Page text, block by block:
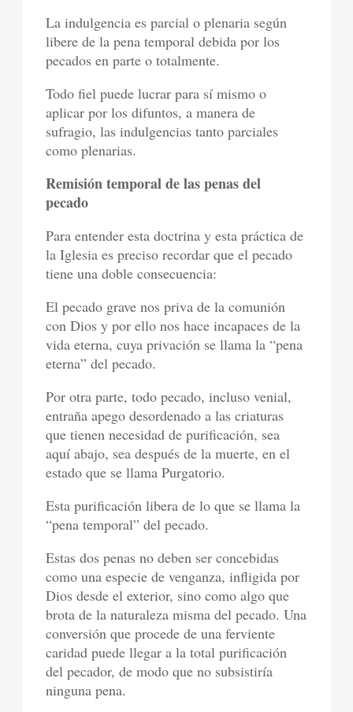
La indulgencia es parcial o plenaria según
libere de la pena temporal debida por los
pecados en parte o totalmente.
Todo fiel puede lucrar para sí mismo o
aplicar por los difuntos, a manera de
sufragio, las indulgencias tanto parciales
como plenarias.
Remisión temporal de las penas del
pecado
Para entender esta doctrina y esta práctica de
la Iglesia es preciso recordar que el pecado
tiene una doble consecuencia:
El pecado grave nos priva de la comunión
con Dios y por ello nos hace incapaces de la
vida eterna, cuya privación se llama la “pena
eterna” del pecado.
Por otra parte, todo pecado, incluso venial,
entraña apego desordenado a las criaturas
que tienen necesidad de purificación, sea
aquí abajo, sea después de la muerte, en el
estado que se llama Purgatorio.
Esta purificación libera de lo que se llama la
“pena temporal” del pecado.
Estas dos penas no deben ser concebidas
como una especie de venganza, infligida por
Dios desde el exterior, sino como algo que
brota de la naturaleza misma del pecado. Una
conversión que procede de una ferviente
caridad puede llegar a la total purificación
del pecador, de modo que no subsistiría
ninguna pena.